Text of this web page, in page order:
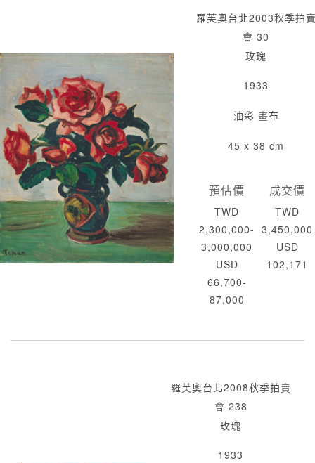
羅芙奧台北2003秋季拍
會 30
玫瑰
1933
油彩 畫布
45 x 38 cm
預估價
TWD
2,300,000-
3,000,000
USD
66,700-
87,000
成交價
TWD
3,450,000
USD
102,171
羅芙奧台北2008秋季拍賣
會 238
玫瑰
1933